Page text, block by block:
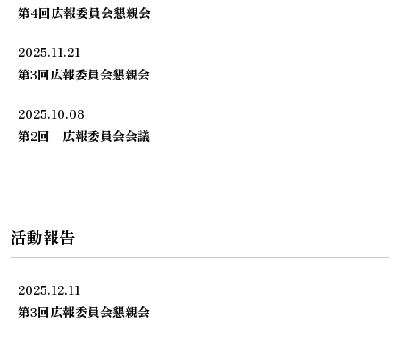
第4回広報委員会懇親会
2025.11.21
第3回広報委員会懇親会
2025.10.08
第2回 広報委員会会議
活動報告
2025.12.11
第3回広報委員会懇親会